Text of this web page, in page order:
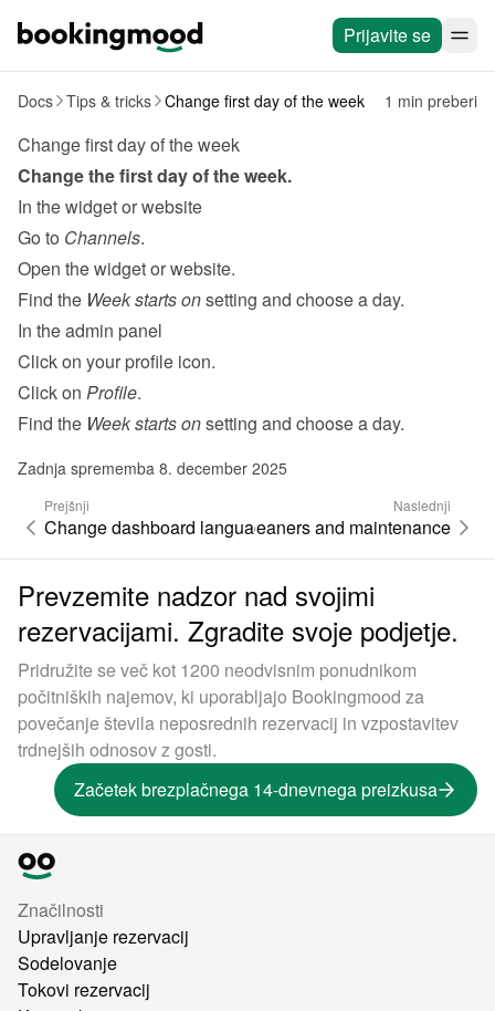
Prijavite se
Docs Tips & tricks Change first day of the week 1 min preberi
Change first day of the week
Change the first day of the week.
In the widget or website
Go to Channels.
Open the widget or website.
Find the Week starts on setting and choose a day.
In the admin panel
Click on your profile icon.
Click on Profile.
Find the Week starts on setting and choose a day.
Zadnja sprememba 8. december 2025
Prejšnji
Change dashboard language
Naslednji
Cleaners and maintenance
Prevzemite nadzor nad svojimi
rezervacijami. Zgradite svoje podjetje.
Pridružite se več kot 1200 neodvisnim ponudnikom
počitniških najemov, ki uporabljajo Bookingmood za
povečanje števila neposrednih rezervacij in vzpostavitev
trdnejših odnosov z gosti.
Začetek brezplačnega 14-dnevnega preizkusa
Značilnosti
Upravljanje rezervacij
Sodelovanje
Tokovi rezervacij